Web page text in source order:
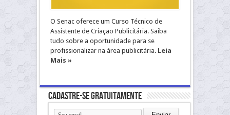
O Senac oferece um Curso Técnico de
Assistente de Criação Publicitária. Saiba
tudo sobre a oportunidade para se
profissionalizar na área publicitária. Leia
Mais »
Cadastre-se gratuitamente